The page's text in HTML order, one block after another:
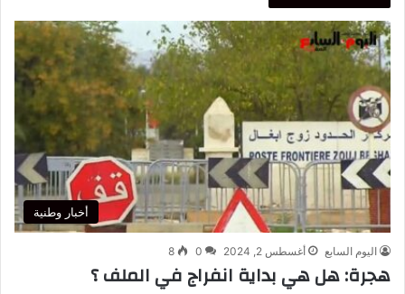
أخبار وطنية
اليوم السابع أغسطس 2, 2024 0
8
هجرة: هل هي بداية انفراج في الملف ؟